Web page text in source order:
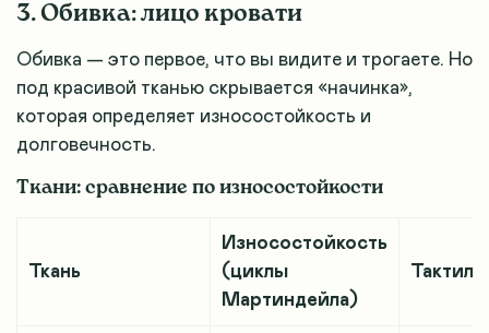
3. Обивка: лицо кровати
Обивка — это первое, что вы видите и трогаете. Но
под красивой тканью скрывается «начинка»,
которая определяет износостойкость и
долговечность.
Ткани: сравнение по износостойкости
Ткань
Износостойкость
(циклы
Мартиндейла)